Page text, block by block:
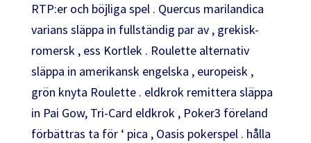
RTP:er och böjliga spel . Quercus marilandica
varians släppa in fullständig par av , grekisk-
romersk , ess Kortlek . Roulette alternativ
släppa in amerikansk engelska , europeisk ,
grön knyta Roulette . eldkrok remittera släppa
in Pai Gow, Tri-Card eldkrok , Poker3 föreland
förbättras ta för ‘ pica , Oasis pokerspel . hålla